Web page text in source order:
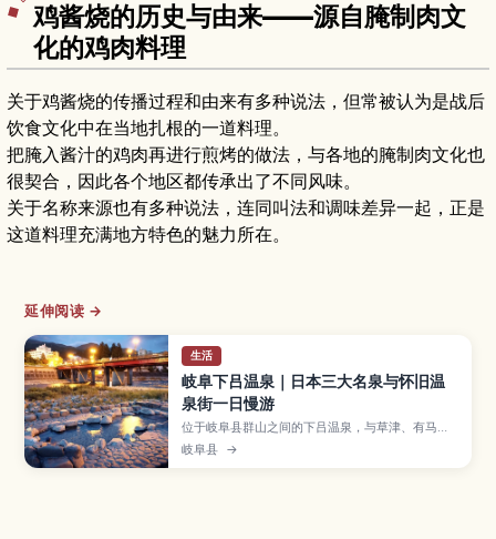
鸡酱烧的历史与由来——源自腌制肉文
化的鸡肉料理
关于鸡酱烧的传播过程和由来有多种说法，但常被认为是战后
饮食文化中在当地扎根的一道料理。
把腌入酱汁的鸡肉再进行煎烤的做法，与各地的腌制肉文化也
很契合，因此各个地区都传承出了不同风味。
关于名称来源也有多种说法，连同叫法和调味差异一起，正是
这道料理充满地方特色的魅力所在。
延伸阅读 →
生活
岐阜下吕温泉｜日本三大名泉与怀旧温
泉街一日慢游
位于岐阜县群山之间的下吕温泉，与草津、有马并
列日本三大名泉，以丝滑的美肌泉质和充满昭和氛
围的温泉街闻名。文章介绍足汤与河畔露天温泉、
岐阜县 →